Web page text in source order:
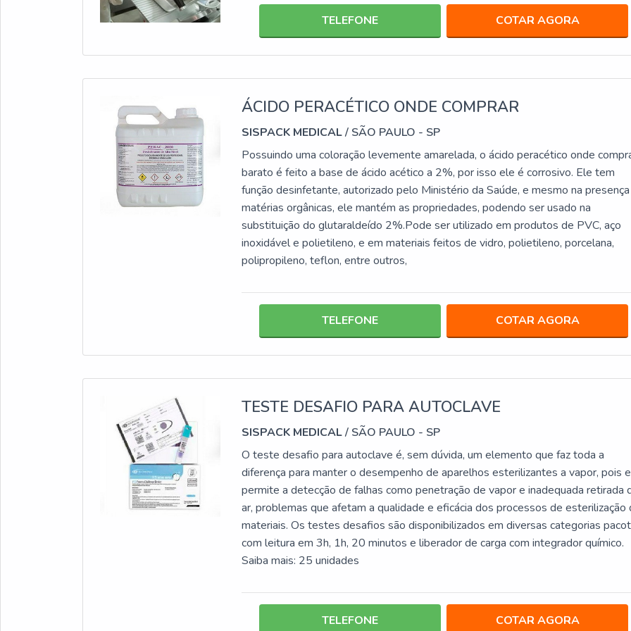
TELEFONE COTAR AGORA
ÁCIDO PERACÉTICO ONDE COMPRAR
SISPACK MEDICAL/ SÃO PAULO - SP
Possuindo uma coloração levemente amarelada, o ácido peracético onde
barato é feito a base de ácido acético a 2%, por isso ele é corrosivo. Ele tem
função desinfetante, autorizado pelo Ministério da Saúde, e mesmo na
matérias orgânicas, ele mantém as propriedades, podendo ser usado na
substituição do glutaraldeído 2%.Pode ser utilizado em produtos de PVC, aço
inoxidável e polietileno, e em materiais feitos de vidro, polietileno, porcelana,
polipropileno, teflon, entre outros,
TELEFONE COTAR AGORA
TESTE DESAFIO PARA AUTOCLAVE
SISPACK MEDICAL/ SÃO PAULO - SP
O teste desafio para autoclave é, sem dúvida, um elemento que faz toda a
diferença para manter o desempenho de aparelhos esterilizantes a vapor, pois
permite a detecção de falhas como penetração de vapor e inadequada retirada
ar, problemas que afetam a qualidade e eficácia dos processos de esterilização
materiais. Os testes desafios são disponibilizados em diversas categorias
com leitura em 3h, 1h, 20 minutos e liberador de carga com integrador químico.
Saiba mais: 25 unidades
TELEFONE COTAR AGORA